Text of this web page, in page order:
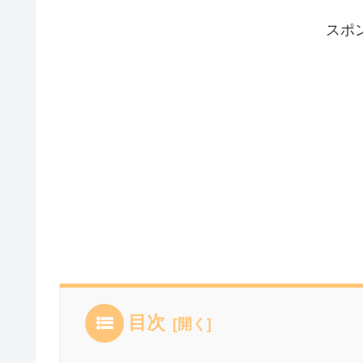
スポ
目次